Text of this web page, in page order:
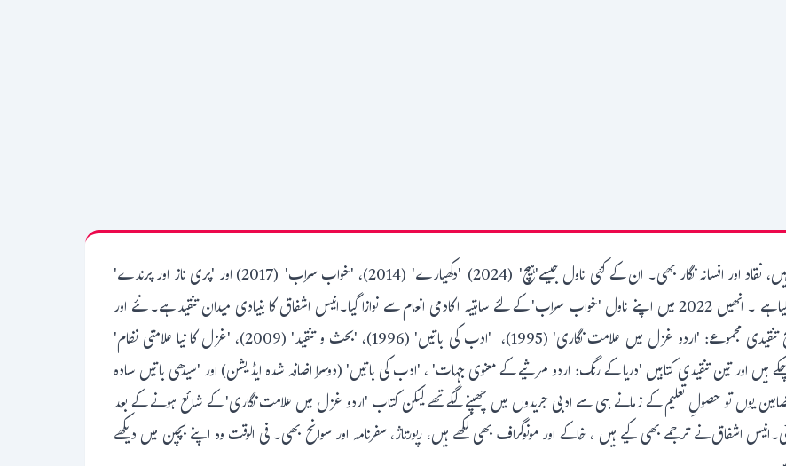
چوبیس سے زیادہ کتابوں کے مصنف انیس اشفاق شاعر بھی ہیں، نقاد اور افسانہ نگار بھی۔ ان کے کئی ناول جیسے'ہیچ' (2024) 'دکھیارے' (2014)، 'خواب سراب' (2017) اور 'پری ناز اور پرندے'
(2018) شائع ہو چکے ہیں جنہیں پسندیدگی کی نگاہ سے دیکھا گیا ہے ۔ انھیں 2022 میں اپنے ناول 'خواب سراب' کے لئے ساہتیہ اکادمی انعام سے نوازا گیا۔انیس اشفاق کا بنیادی میدان تنقید ہے۔ نئے اور
پرانے ادب کی تعبیر و تحلیل سے متعلق اب تک ان کے پانچ تنقیدی مجموعے: 'اردو غزل میں علامت نگاری' (1995)، 'ادب کی باتیں' (1996)، 'بحث و تنقید' (2009)، 'غزل کا نیا علامتی نظام'
دنیائے معانی کا مطالعہ' (2022) شائع ہوچکے ہیں اور تین تنقیدی کتابیں 'دریا کے رنگ: اردو مرثیے کے معنوی جہات' ، 'ادب کی باتیں' (دوسرا اضافہ شدہ ایڈیشن) اور 'سیدھی باتیں سادہ
یوں تو حصولِ تعلیم کے زمانے ہی سے ادبی جریدوں میں چھپنے لگے تھے لیکن کتاب 'اردو غزل میں علامت نگاری' کے شائع ہونے کے بعد
اشفاق نے ترجمے بھی کیے ہیں ، خاکے اور مونوگراف بھی لکھے ہیں، رپورتاژ، سفرنامہ اور سوانح بھی۔ فی الوقت وہ اپنے بچپن میں دیکھے